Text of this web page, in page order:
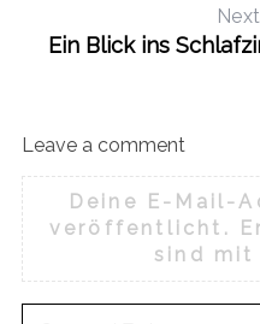
Ein Blick ins
Leave a comment
Deine E-Mail-
veröffentlicht.
sind mit